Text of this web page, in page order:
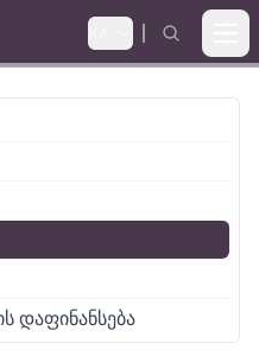
დაფინანსება